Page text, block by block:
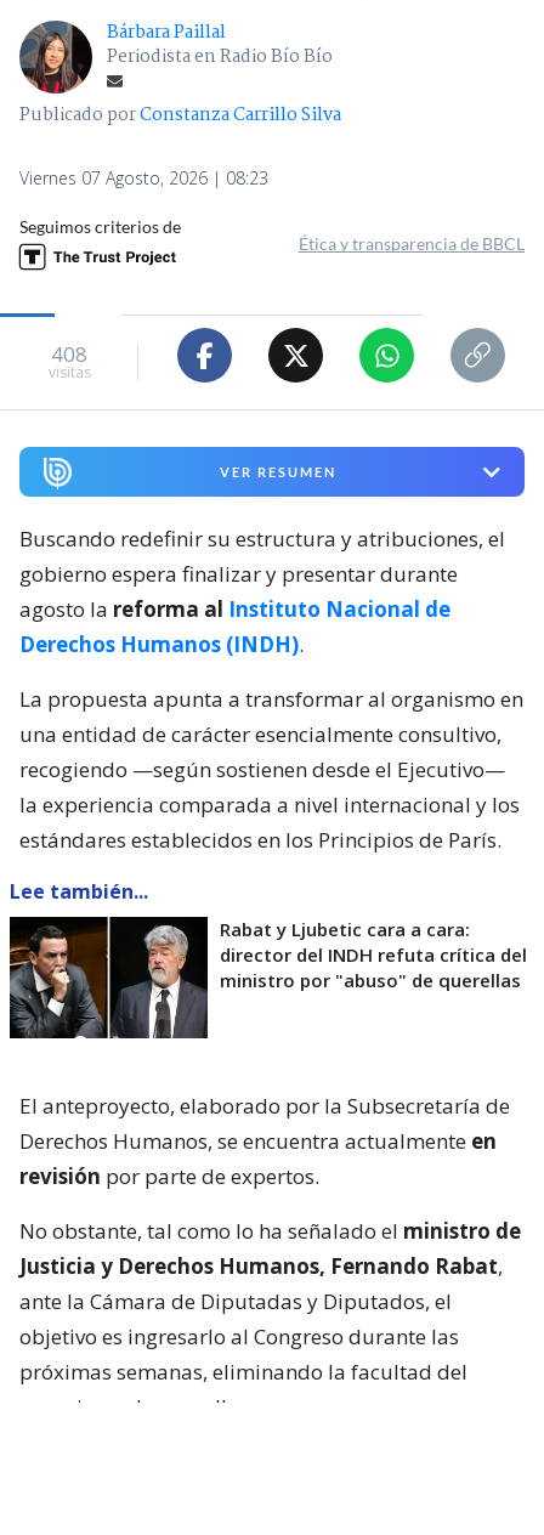
Bárbara Paillal
Periodista en Radio Bío Bío
Publicado porConstanza Carrillo Silva
Viernes 07 Agosto, 2026 | 08:23
Seguimos criterios de
Ética y transparencia de BBCL
408
visitas
VER RESUMEN
Buscando redefinir su estructura y atribuciones, el
gobierno espera finalizar y presentar durante
agosto la reforma al Instituto Nacional de
Derechos Humanos (INDH).
La propuesta apunta a transformar al organismo en
una entidad de carácter esencialmente consultivo,
recogiendo —según sostienen desde el Ejecutivo—
la experiencia comparada a nivel internacional y los
estándares establecidos en los Principios de París.
Lee también...
Rabat y Ljubetic cara a cara:
director del INDH refuta crítica del
ministro por "abuso" de querellas
El anteproyecto, elaborado por la Subsecretaría de
Derechos Humanos, se encuentra actualmente en
revisión por parte de expertos.
No obstante, tal como lo ha señalado el ministro de
Justicia y Derechos Humanos, Fernando Rabat,
ante la Cámara de Diputadas y Diputados, el
objetivo es ingresarlo al Congreso durante las
próximas semanas, eliminando la facultad del
organismo de querellarse.